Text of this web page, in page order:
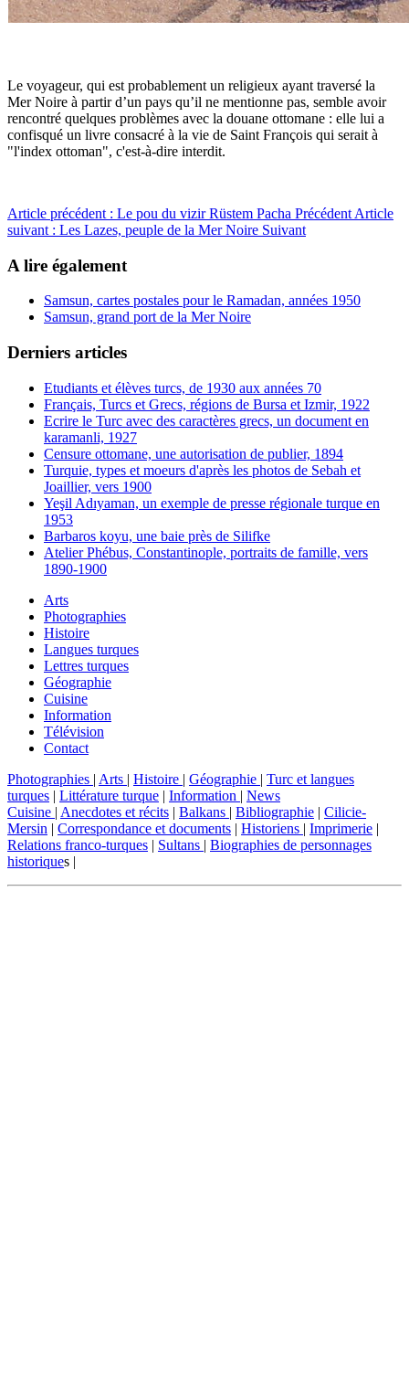
Le voyageur, qui est probablement un religieux ayant traversé la
Mer Noire à partir d’un pays qu’il ne mentionne pas, semble avoir
rencontré quelques problèmes avec la douane ottomane : elle lui a
confisqué un livre consacré à la vie de Saint François qui serait à
"l'index ottoman", c'est-à-dire interdit.
Article précédent : Le pou du vizir Rüstem Pacha Précédent Article
suivant : Les Lazes, peuple de la Mer Noire Suivant
A lire également
Samsun, cartes postales pour le Ramadan, années 1950
Samsun, grand port de la Mer Noire
Derniers articles
Etudiants et élèves turcs, de 1930 aux années 70
Français, Turcs et Grecs, régions de Bursa et Izmir, 1922
Ecrire le Turc avec des caractères grecs, un document en
karamanli, 1927
Censure ottomane, une autorisation de publier, 1894
Turquie, types et moeurs d'après les photos de Sebah et
Joaillier, vers 1900
Yeşil Adıyaman, un exemple de presse régionale turque en
1953
Barbaros koyu, une baie près de Silifke
Atelier Phébus, Constantinople, portraits de famille, vers
1890-1900
Arts
Photographies
Histoire
Langues turques
Lettres turques
Géographie
Cuisine
Information
Télévision
Contact
Photographies | Arts | Histoire | Géographie | Turc et langues
turques | Littérature turque | Information | News
Cuisine | Anecdotes et récits | Balkans | Bibliographie | Cilicie-
Mersin | Correspondance et documents | Historiens | Imprimerie |
Relations franco-turques | Sultans | Biographies de personnages
historiques |